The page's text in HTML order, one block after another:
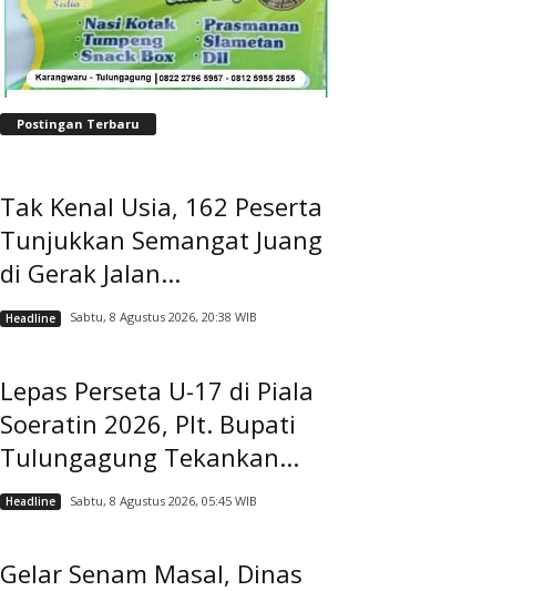
Postingan Terbaru
Tak Kenal Usia, 162 Peserta
Tunjukkan Semangat Juang
di Gerak Jalan...
Headline Sabtu, 8 Agustus 2026, 20:38 WIB
Lepas Perseta U-17 di Piala
Soeratin 2026, Plt. Bupati
Tulungagung Tekankan...
Headline Sabtu, 8 Agustus 2026, 05:45 WIB
Gelar Senam Masal, Dinas